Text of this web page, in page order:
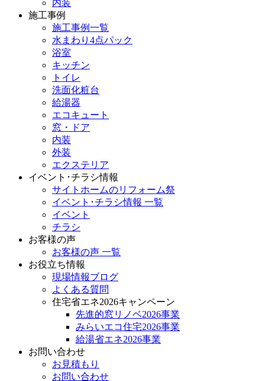
内装
施工事例
施工事例一覧
水まわり4点パック
浴室
キッチン
トイレ
洗面化粧台
給湯器
エコキュート
窓・ドア
内装
外装
エクステリア
イベント･チラシ情報
サイトホームのリフォーム祭
イベント･チラシ情報 一覧
イベント
チラシ
お客様の声
お客様の声 一覧
お役立ち情報
現場情報ブログ
よくある質問
住宅省エネ2026キャンペーン
先進的窓リノベ2026事業
みらいエコ住宅2026事業
給湯省エネ2026事業
お問い合わせ
お見積もり
お問い合わせ